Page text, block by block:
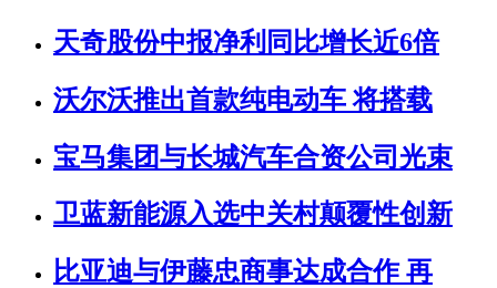
天奇股份中报净利同比增长近6倍
沃尔沃推出首款纯电动车 将搭载
宝马集团与长城汽车合资公司光束
卫蓝新能源入选中关村颠覆性创新
比亚迪与伊藤忠商事达成合作 再